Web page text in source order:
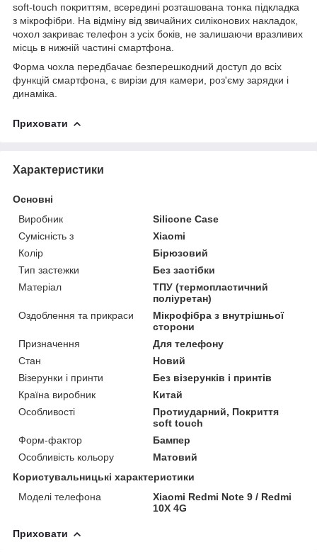
soft-touch покриттям, всередині розташована тонка підкладка
з мікрофібри. На відміну від звичайних силіконових накладок,
чохол закриває телефон з усіх боків, не залишаючи вразливих
місць в нижній частині смартфона.
Форма чохла передбачає безперешкодний доступ до всіх
функцій смартфона, є вирізи для камери, роз'єму зарядки і
динаміка.
Приховати
Характеристики
Основні
Виробник
Silicone Case
Сумісність з
Xiaomi
Колір
Бірюзовий
Тип застежки
Без застібки
Матеріал
ТПУ (термопластичний
поліуретан)
Оздоблення та прикраси
Мікрофібра з внутрішньої
сторони
Призначення
Для телефону
Стан
Новий
Візерунки і принти
Без візерунків і принтів
Країна виробник
Китай
Особливості
Протиударний, Покриття
soft touch
Форм-фактор
Бампер
Особливість кольору
Матовий
Користувальницькі характеристики
Моделі телефона
Xiaomi Redmi Note 9 / Redmi
10X 4G
Приховати